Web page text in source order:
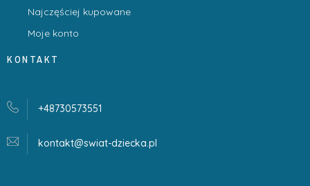
Najczęściej kupowane
Moje konto
KONTAKT
+48730573551
kontakt@swiat-dziecka.pl